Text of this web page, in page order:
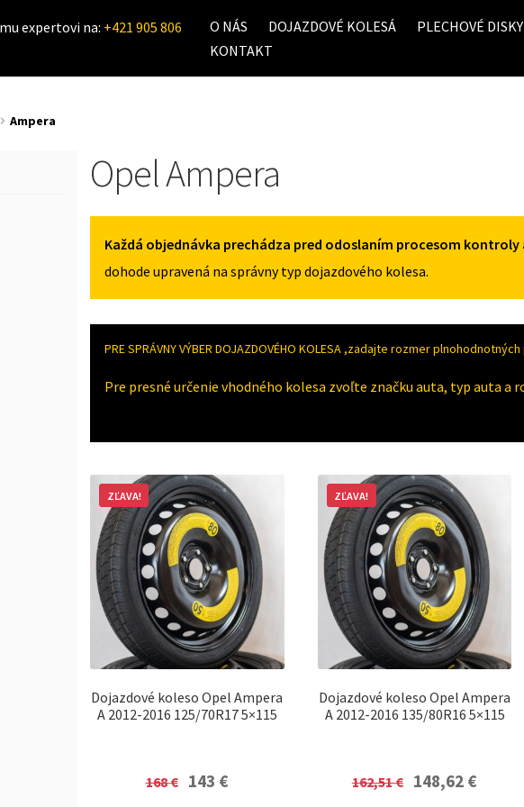
expertovi na: +421 905 806
O NÁS DOJAZDOVÉ KOLESÁ PLECHOVÉ DISKY
KONTAKT
Ampera
Opel Ampera
Každá objednávka prechádza pred odoslaním procesom
dohode upravená na správny typ dojazdového kolesa.
PRE SPRÁVNY VÝBER DOJAZDOVÉHO KOLESA ,zadajte rozmer
Pre presné určenie vhodného kolesa zvoľte značku auta, typ auta a
Dojazdové koleso Opel Ampera
A 2012-2016 125/70R17 5×115
ZĽAVA!
168€
Original
143 €
Dojazdové koleso Opel Ampera
A 2012-2016 135/80R16 5×115
ZĽAVA!
162,51€
Original
148,62 €